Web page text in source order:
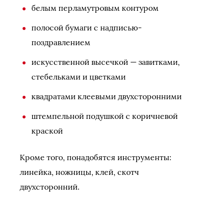
белым перламутровым контуром
полосой бумаги с надписью-
поздравлением
искусственной высечкой — завитками,
стебельками и цветками
квадратами клеевыми двухсторонними
штемпельной подушкой с коричневой
краской
Кроме того, понадобятся инструменты:
линейка, ножницы, клей, скотч
двухсторонний.